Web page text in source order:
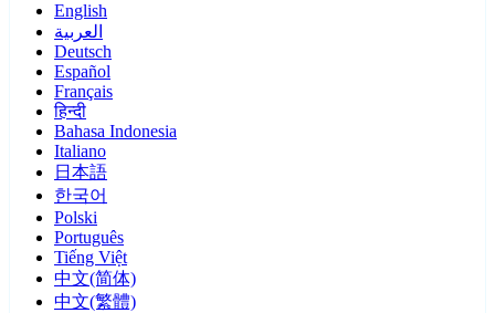
English
العربية
Deutsch
Español
Français
हिन्दी
Bahasa Indonesia
Italiano
日本語
한국어
Polski
Português
Tiếng Việt
中文(简体)
中文(繁體)